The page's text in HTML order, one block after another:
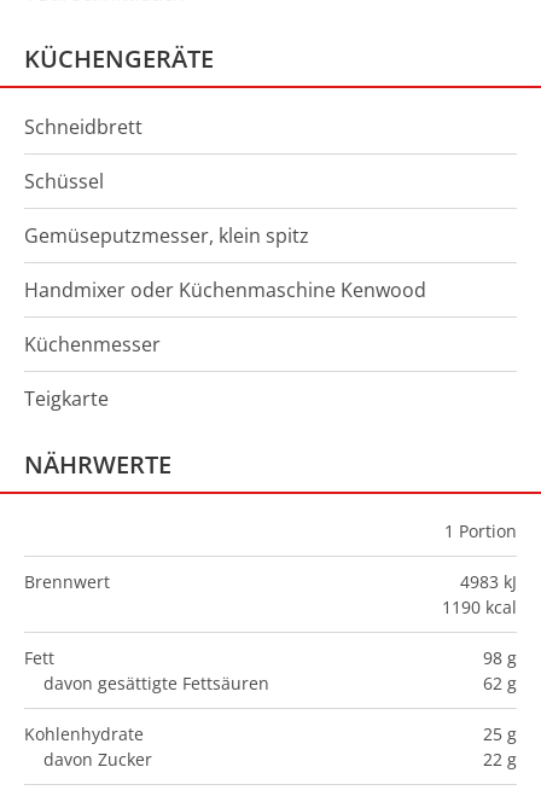
KÜCHENGERÄTE
Schneidbrett
Schüssel
Gemüseputzmesser, klein spitz
Handmixer oder Küchenmaschine Kenwood
Küchenmesser
Teigkarte
NÄHRWERTE
1 Portion
Brennwert
4983 kJ
1190 kcal
Fett
98 g
davon gesättigte Fettsäuren
62 g
Kohlenhydrate
25 g
davon Zucker
22 g